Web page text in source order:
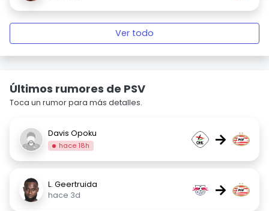
Ver todo
Últimos rumores de PSV
Toca un rumor para más detalles.
Davis Opoku
hace 18h →
L. Geertruida
hace 3d
→